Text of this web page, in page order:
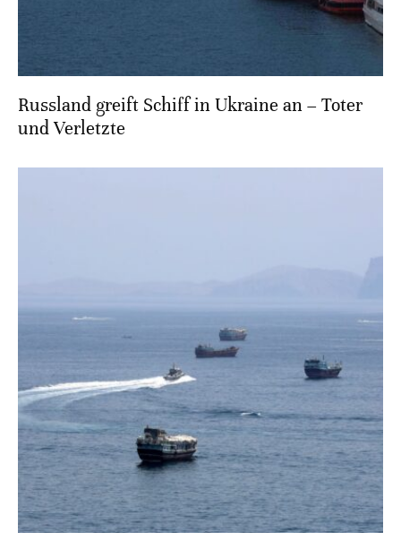
Russland greift Schiff in Ukraine an – Toter
und Verletzte